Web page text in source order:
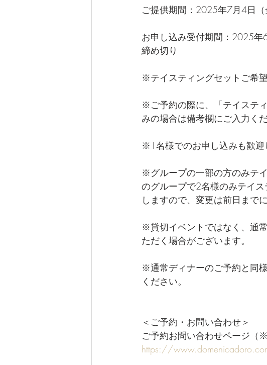
ご提供期間：2025年7月4日（
お申し込み受付期間：2025
締め切り
※テイスティングセットご希
※ご予約の際に、「テイステ
みの場合は備考欄にご入力くだ
※1名様でのお申し込みも歓迎
※グループの一部の方のみテ
のグループで2名様のみテイ
しますので、変更は前日まで
※貸切イベントではなく、通
ただく場合がございます。
※通常ディナーのご予約と同
ください。
＜ご予約・お問い合わせ＞
ご予約お問い合わせページ（
https://